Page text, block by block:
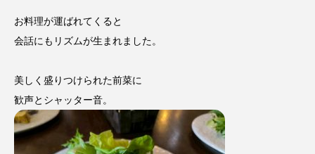
お料理が運ばれてくると
会話にもリズムが生まれました。
美しく盛りつけられた前菜に
歓声とシャッター音。